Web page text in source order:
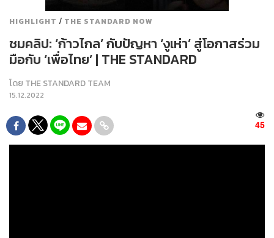
HIGHLIGHT / THE STANDARD NOW
ชมคลิป: ‘ก้าวไกล’ กับปัญหา ‘งูเห่า’ สู่โอกาสร่วม
มือกับ ‘เพื่อไทย’ | THE STANDARD
โดย THE STANDARD TEAM
15.12.2022
45